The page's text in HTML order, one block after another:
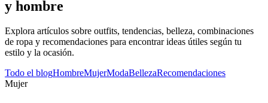
y hombre
Explora artículos sobre outfits, tendencias, belleza, combinaciones
de ropa y recomendaciones para encontrar ideas útiles según tu
estilo y la ocasión.
Todo el blogHombreMujerModaBellezaRecomendaciones
Mujer